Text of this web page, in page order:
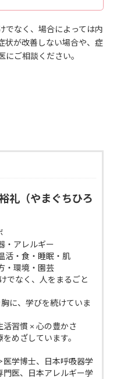
でなく、場合によっては内
状が改善しない場合や、症
ご相談ください。
礼（やまぐちひろ
・アレルギー
活・食・睡眠・肌
・環境・園芸
でなく、人をまるごと
に、学びを続けていま
活習慣 × 心の豊かさ
めざしています。
医学博士、日本呼吸器学
門医、日本アレルギー学